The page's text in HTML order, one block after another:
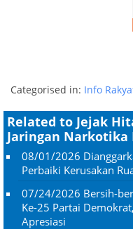
Categorised in: Info
Related to Jejak
Jaringan Narkotika
08/01/2026
Perbaiki Kerusakan
07/24/2026 Bersih-
Ke-25 Partai
Apresiasi